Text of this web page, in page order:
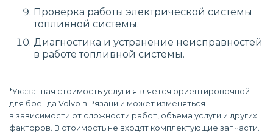
Проверка работы электрической системы
топливной системы.
Диагностика и устранение неисправностей
в работе топливной системы.
*Указанная стоимость услуги является ориентировочной
для бренда Volvo в Рязани и может изменяться
в зависимости от сложности работ, объема услуги и других
факторов. В стоимость не входят комплектующие запчасти.